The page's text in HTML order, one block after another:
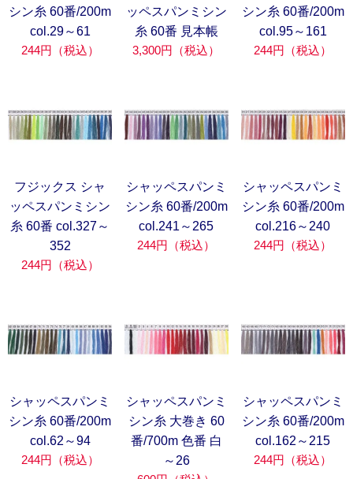
シン糸 60番/200m
col.29～61
244円（税込）
ッペスパンミシン
糸 60番 見本帳
3,300円（税込）
シン糸 60番/200m
col.95～161
244円（税込）
フジックス シャ
ッペスパンミシン
糸 60番 col.327～
352
244円（税込）
シャッペスパンミ
シン糸 60番/200m
col.241～265
244円（税込）
シャッペスパンミ
シン糸 60番/200m
col.216～240
244円（税込）
シャッペスパンミ
シン糸 60番/200m
col.62～94
244円（税込）
シャッペスパンミ
シン糸 大巻き 60
番/700m 色番 白
～26
シャッペスパンミ
シン糸 60番/200m
col.162～215
244円（税込）